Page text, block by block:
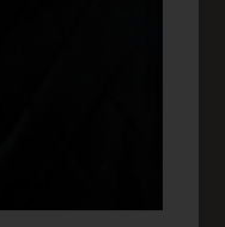
gelangt